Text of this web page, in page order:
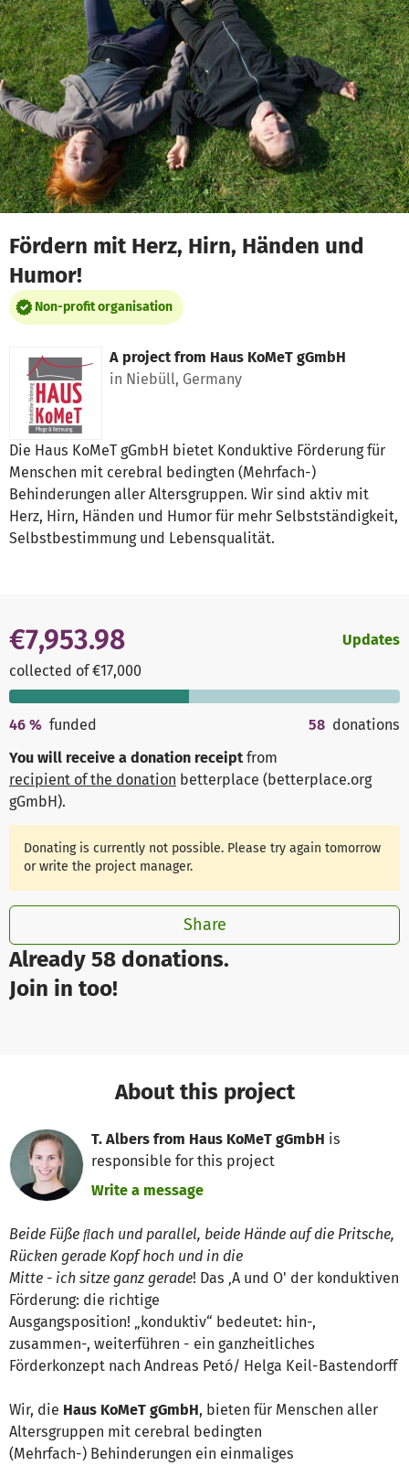
Skip to main content
Show accessibility statement
Fördern mit Herz, Hirn, Händen und
Humor!
Non-profit organisation
A project from Haus KoMeT gGmbH
in Niebüll, Germany
Die Haus KoMeT gGmbH bietet Konduktive Förderung für
Menschen mit cerebral bedingten (Mehrfach-)
Behinderungen aller Altersgruppen. Wir sind aktiv mit
Herz, Hirn, Händen und Humor für mehr Selbstständigkeit,
Selbstbestimmung und Lebensqualität.
Already 58 donations.
Join in too!
€7,953.98
collected of €17,000
Updates
46 % funded 58 donations
You will receive a donation receipt from
recipient of the donation betterplace (betterplace.org
gGmbH).
Donating is currently not possible. Please try again tomorrow
or write the project manager.
Share
About this project
T. Albers from Haus KoMeT gGmbH is
responsible for this project
Write a message
Beide Füße ﬂach und parallel, beide Hände auf die Pritsche,
Rücken gerade Kopf hoch und in die
Mitte - ich sitze ganz gerade! Das ‚A und O' der konduktiven
Förderung: die richtige
Ausgangsposition! „konduktiv“ bedeutet: hin-,
zusammen-, weiterführen - ein ganzheitliches
Förderkonzept nach Andreas Petó/ Helga Keil-Bastendorff
Wir, die Haus KoMeT gGmbH, bieten für Menschen aller
Altersgruppen mit cerebral bedingten
(Mehrfach-) Behinderungen ein einmaliges